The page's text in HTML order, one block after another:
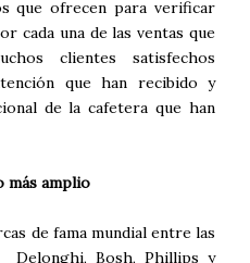
que ofrecen para verificar
cada una de las ventas que
clientes satisfechos
que han recibido y
de la cafetera que han
más amplio
de fama mundial entre las
Delonghi, Bosh, Phillips y